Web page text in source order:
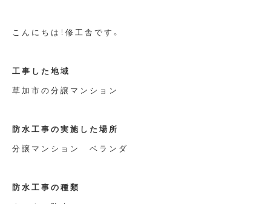
こんにちは！修工舎です。
工事した地域
草加市の分譲マンション
防水工事の実施した場所
分譲マンション ベランダ
防水工事の種類